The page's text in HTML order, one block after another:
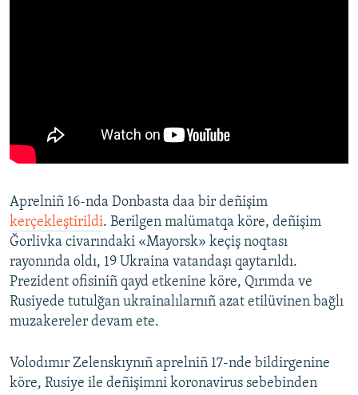
Aprelniñ 16-nda Donbasta daa bir deñişim
kerçekleştirildi. Berilgen malümatqa köre, deñişim
Ğorlivka civarındaki «Mayorsk» keçiş noqtası
rayonında oldı, 19 Ukraina vatandaşı qaytarıldı.
Prezident ofisiniñ qayd etkenine köre, Qırımda ve
Rusiyede tutulğan ukrainalılarnıñ azat etilüvinen bağlı
muzakereler devam ete.
Volodımır Zelenskıynıñ aprelniñ 17-nde bildirgenine
köre, Rusiye ile deñişimni koronavirus sebebinden